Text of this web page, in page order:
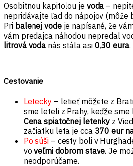
Osobitnou kapitolou je voda –
nepridávajte ľad do nápojov (môže
Pri balenej vode je napísané, že
vám predajca náhodou nepredal
litrová voda nás stála asi 0,30 eura.
Cestovanie
Letecky – letieť môžete z
sme leteli z Prahy, keďže sme
Cena spiatočnej letenky z
začiatku leta je cca 370 eur
Po súši – cesty boli v
vo veľmi dobrom stave. Je
neodporúčame.